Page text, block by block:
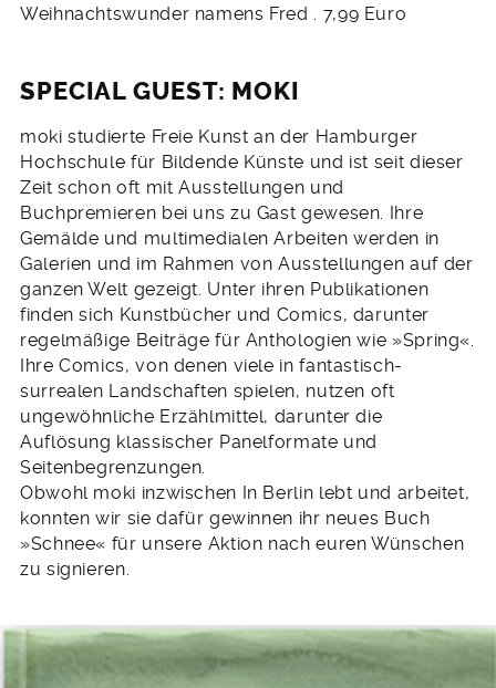
Weihnachtswunder namens Fred . 7,99 Euro
SPECIAL GUEST: MOKI
moki studierte Freie Kunst an der Hamburger
Hochschule für Bildende Künste und ist seit dieser
Zeit schon oft mit Ausstellungen und
Buchpremieren bei uns zu Gast gewesen. Ihre
Gemälde und multimedialen Arbeiten werden in
Galerien und im Rahmen von Ausstellungen auf der
ganzen Welt gezeigt. Unter ihren Publikationen
finden sich Kunstbücher und Comics, darunter
regelmäßige Beiträge für Anthologien wie »Spring«.
Ihre Comics, von denen viele in fantastisch-
surrealen Landschaften spielen, nutzen oft
ungewöhnliche Erzählmittel, darunter die
Auflösung klassischer Panelformate und
Seitenbegrenzungen.
Obwohl moki inzwischen In Berlin lebt und arbeitet,
konnten wir sie dafür gewinnen ihr neues Buch
»Schnee« für unsere Aktion nach euren Wünschen
zu signieren.